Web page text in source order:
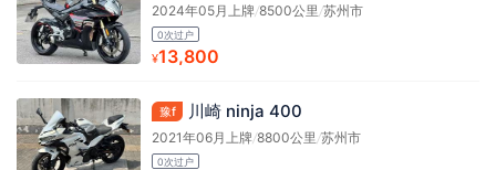
2024年05月上牌/8500公里 /苏州市
0次过户
¥13,800
豫f 川崎 ninja 400
2021年06月上牌/8800公里 /苏州市
0次过户